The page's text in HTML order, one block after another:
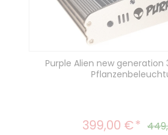
Purple Alien new generation
Verkaufspreis:
399,00 €